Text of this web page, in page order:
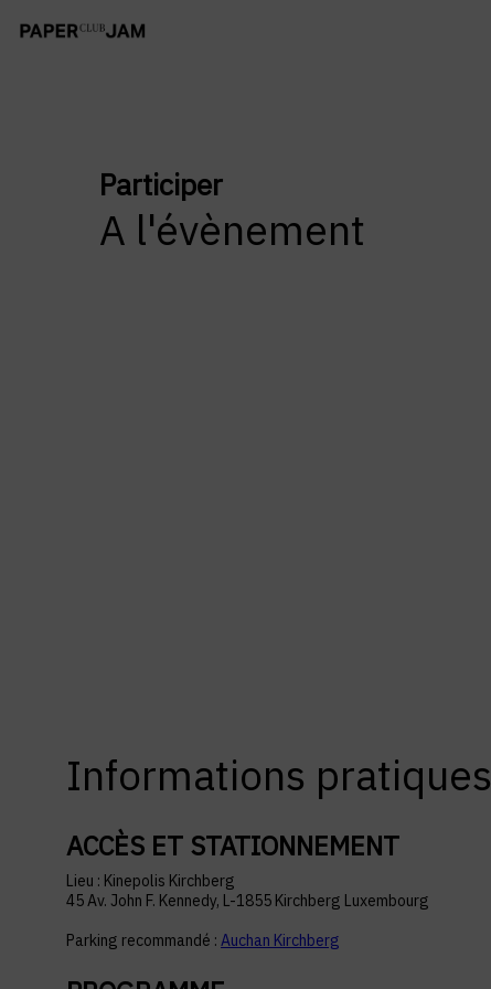
Participer
A l'évènement
Informations pratiques
ACCÈS ET STATIONNEMENT
Lieu : Kinepolis Kirchberg
45 Av. John F. Kennedy, L-1855 Kirchberg Luxembourg
Parking recommandé : Auchan Kirchberg